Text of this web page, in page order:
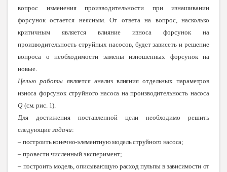
вопрос изменения производительности при изнашивании
форсунок остается неясным. От ответа на вопрос, насколько
критичным является влияние износа форсунок на
производительность струйных насосов, будет зависеть и решение
вопроса о необходимости замены изношенных форсунок на
новые.
Целью работы является анализ влияния отдельных параметров
износа форсунок струйного насоса на производительность насоса
Q (см. рис. 1).
Для достижения поставленной цели необходимо решить
следующие задачи:
– построить конечно-элементную модель струйного насоса;
– провести численный эксперимент;
– построить модель, описывающую расход пульпы в зависимости от